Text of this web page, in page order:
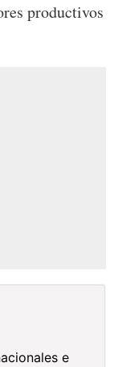
productivos
e